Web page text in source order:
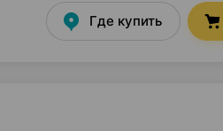
Где купить